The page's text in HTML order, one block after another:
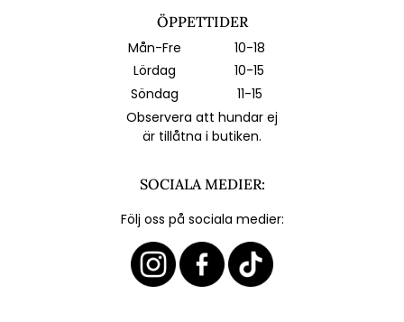
ÖPPETTIDER
Mån-Fre
10-18
Lördag
10-15
Söndag
11-15
Observera att hundar ej
är tillåtna i butiken.
SOCIALA MEDIER:
Följ oss på sociala medier: